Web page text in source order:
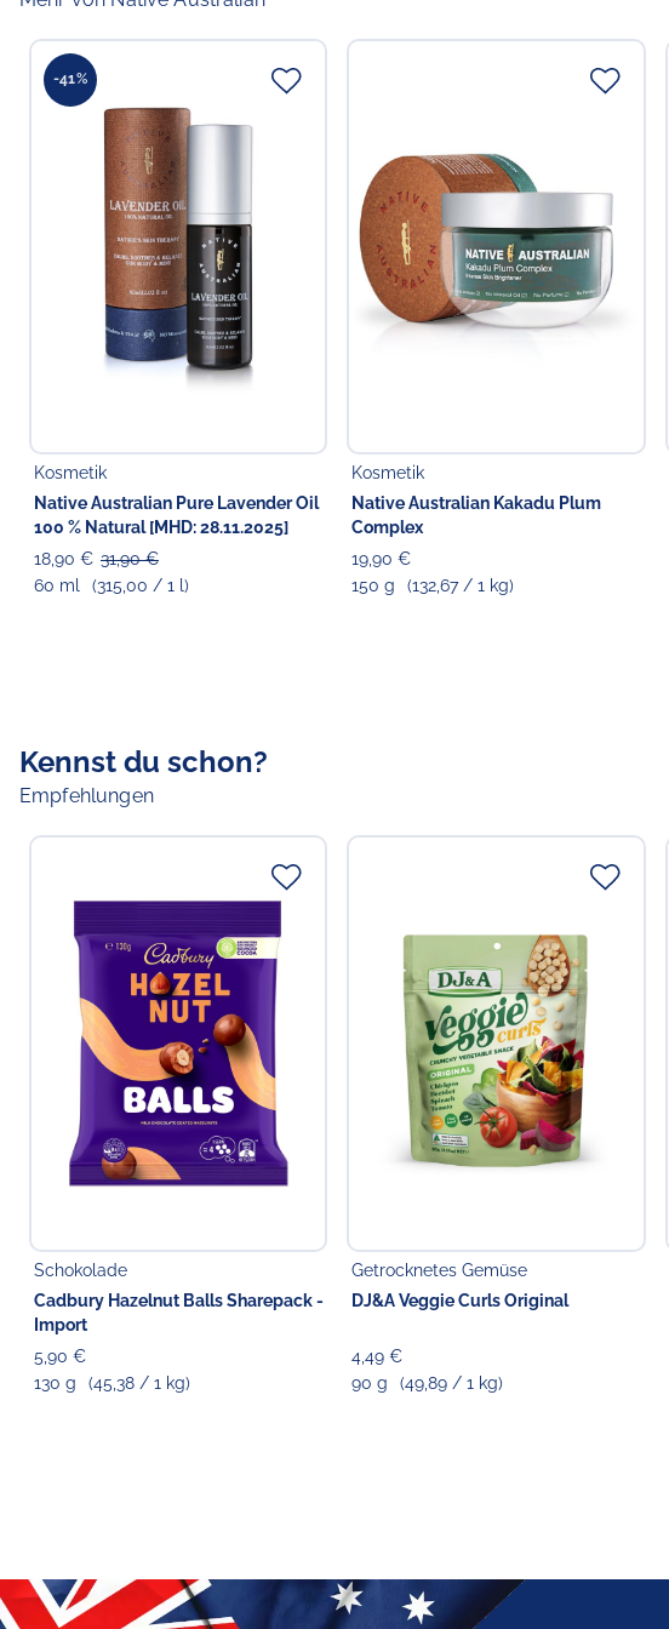
-41%
Kosmetik
Native Australian Pure Lavender Oil
100 % Natural [MHD: 28.11.2025]
18,90 € 31,90 €
60 ml
(315,00 / 1 l)
Kosmetik
Native Australian Kakadu Plum
Complex
19,90 €
150 g
(132,67 / 1 kg)
Kennst du schon?
Empfehlungen
Schokolade
Cadbury Hazelnut Balls Sharepack -
Import
5,90 €
130 g
(45,38 / 1 kg)
Getrocknetes Gemüse
DJ&A Veggie Curls Original
4,49 €
90 g
(49,89 / 1 kg)